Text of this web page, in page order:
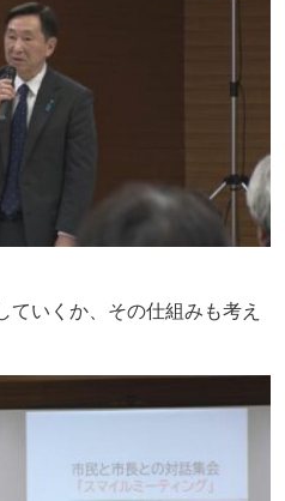
ていくか、その仕組みも考え